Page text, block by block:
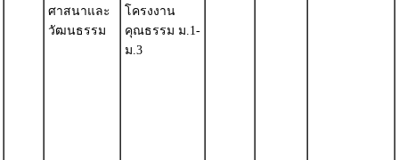
ศาสนาและ
วัฒนธรรม
โครงงาน
คุณธรรม ม.1-
ม.3